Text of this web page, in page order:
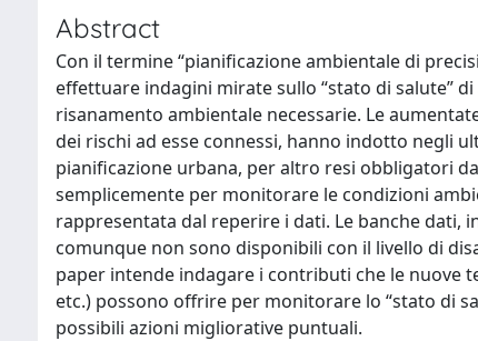
Abstract
Con il termine “pianificazione ambientale di
effettuare indagini mirate sullo “stato di salute”
risanamento ambientale necessarie. Le
dei rischi ad esse connessi, hanno indotto negli
pianificazione urbana, per altro resi obbligatori
semplicemente per monitorare le condizioni
rappresentata dal reperire i dati. Le banche dati,
comunque non sono disponibili con il livello di
paper intende indagare i contributi che le nuove
etc.) possono offrire per monitorare lo “stato di
possibili azioni migliorative puntuali.